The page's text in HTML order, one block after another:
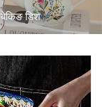
बेकिङ डिश